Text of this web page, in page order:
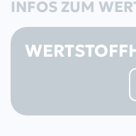
Rückgabe
Altglas-
Satzung
INFOS ZUM